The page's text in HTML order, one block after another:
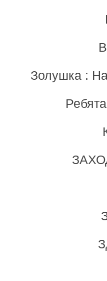
Золушка :